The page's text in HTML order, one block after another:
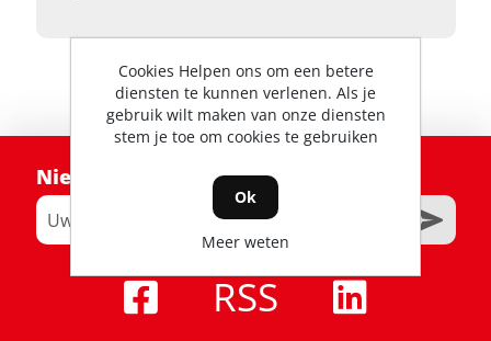
Nieuwsbrief
RSS
Cookies Helpen ons om een betere
diensten te kunnen verlenen. Als je
gebruik wilt maken van onze diensten
stem je toe om cookies te gebruiken
Ok
Meer weten